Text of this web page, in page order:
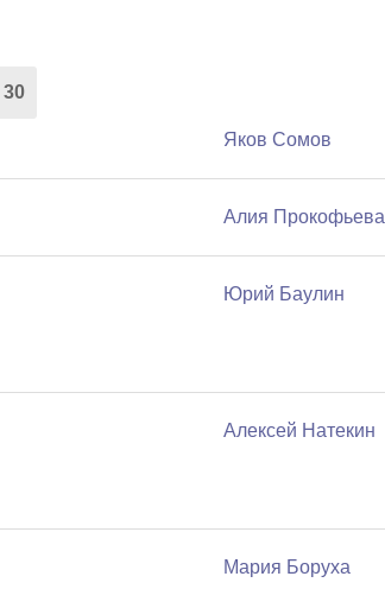
30
Яков Сомов
Алия Прокофьева
Юрий Баулин
Алексей Натекин
Мария Боруха